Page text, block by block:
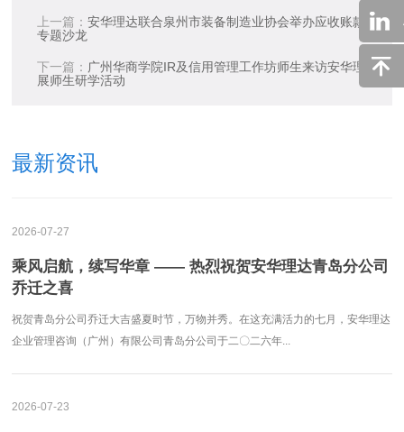
上一篇：安华理达联合泉州市装备制造业协会举办应收账款管理
专题沙龙
下一篇： 广州华商学院IR及信用管理工作坊师生来访安华理达开
展师生研学活动
最新资讯
2026-07-27
乘风启航，续写华章 —— 热烈祝贺安华理达青岛分公司
乔迁之喜
祝贺青岛分公司乔迁大吉盛夏时节，万物并秀。在这充满活力的七月，安华理达
企业管理咨询（广州）有限公司青岛分公司于二〇二六年...
2026-07-23